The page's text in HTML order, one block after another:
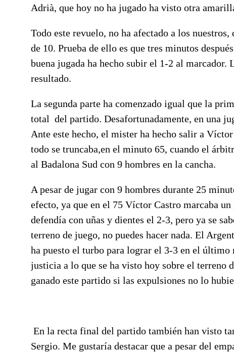
Adrià, que hoy no ha jugado ha visto otra
Todo este revuelo, no ha afectado a los
de 10. Prueba de ello es que tres minutos
buena jugada ha hecho subir el 1-2 al marcador.
resultado.
La segunda parte ha comenzado igual que la
total del partido. Desafortunadamente, en una
Ante este hecho, el mister ha hecho salir a
todo se truncaba,en el minuto 65, cuando el
al Badalona Sud con 9 hombres en la cancha.
A pesar de jugar con 9 hombres durante 25
efecto, ya que en el 75 Víctor Castro marcaba
defendía con uñas y dientes el 2-3, pero ya se
terreno de juego, no puedes hacer nada. El
ha puesto el turbo para lograr el 3-3 en el último
justicia a lo que se ha visto hoy sobre el terreno
ganado este partido si las expulsiones no lo
En la recta final del partido también han visto
Sergio. Me gustaría destacar que a pesar del